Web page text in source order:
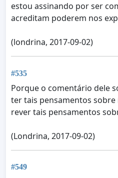
estou assinando por ser
acreditam poderem nos
(londrina, 2017-09-02)
#535
Porque o comentário dele
ter tais pensamentos
rever tais pensamentos
(Londrina, 2017-09-02)
#549